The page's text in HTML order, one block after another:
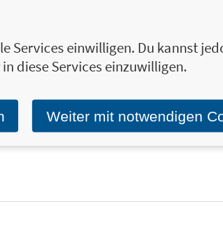
Neuerscheinungen und ähnliche
Mail auf dem aktuellen Stand über das
Services einwilligen. Du kannst
diese Services einzuwilligen.
Weiter mit notwendigen